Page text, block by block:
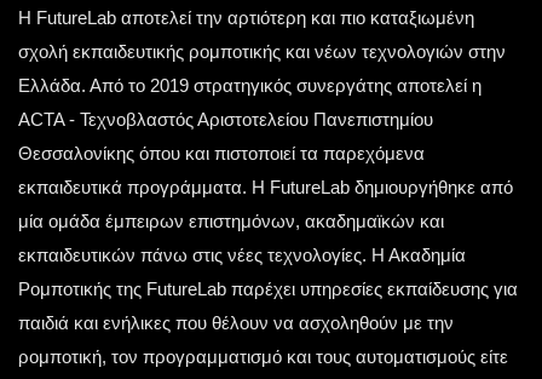
Η FutureLab αποτελεί την αρτιότερη και πιο καταξιωμένη
σχολή εκπαιδευτικής ρομποτικής και νέων τεχνολογιών στην
Ελλάδα. Από το 2019 στρατηγικός συνεργάτης αποτελεί η
ACTA - Τεχνοβλαστός Αριστοτελείου Πανεπιστημίου
Θεσσαλονίκης όπου και πιστοποιεί τα παρεχόμενα
εκπαιδευτικά προγράμματα. Η FutureLab δημιουργήθηκε από
μία ομάδα έμπειρων επιστημόνων, ακαδημαϊκών και
εκπαιδευτικών πάνω στις νέες τεχνολογίες. Η Ακαδημία
Ρομποτικής της FutureLab παρέχει υπηρεσίες εκπαίδευσης για
παιδιά και ενήλικες που θέλουν να ασχοληθούν με την
ρομποτική, τον προγραμματισμό και τους αυτοματισμούς είτε